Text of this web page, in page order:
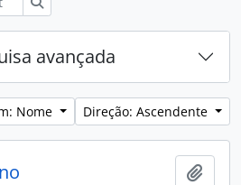
avançada
Nome Direção: Ascendente